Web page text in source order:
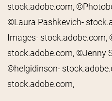
stock.adobe.com,
©Laura Pashkevich-
Images-
stock.adobe.com, ©Jenny
©helgidinson-
stock.adobe.com,